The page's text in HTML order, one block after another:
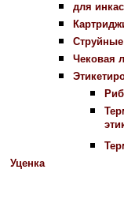
для
Чековая
Уценка